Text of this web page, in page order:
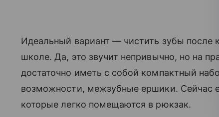
Идеальный вариант — чистить зубы после
школе. Да, это звучит непривычно, но на
достаточно иметь с собой компактный
возможности, межзубные ершики. Сейчас
которые легко помещаются в рюкзак.